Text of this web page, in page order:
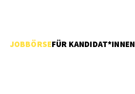
JOBBÖRSEFÜR KANDIDAT*INNEN